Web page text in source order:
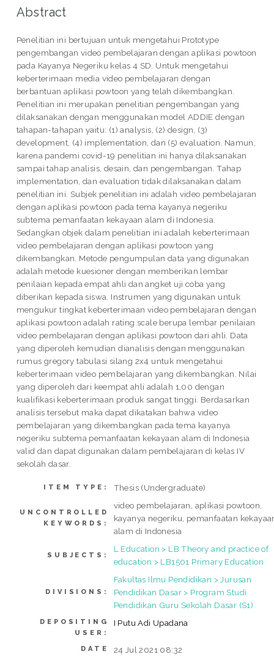
Abstract
Penelitian ini bertujuan untuk mengetahui Prototype
pengembangan video pembelajaran dengan aplikasi powtoon
pada Kayanya Negeriku kelas 4 SD. Untuk mengetahui
keberterimaan media video pembelajaran dengan
berbantuan aplikasi powtoon yang telah dikembangkan.
Penelitian ini merupakan penelitian pengembangan yang
dilaksanakan dengan menggunakan model ADDIE dengan
tahapan-tahapan yaitu: (1) analysis, (2) design, (3)
development, (4) implementation, dan (5) evaluation. Namun,
karena pandemi covid-19 penelitian ini hanya dilaksanakan
sampai tahap analisis, desain, dan pengembangan. Tahap
implementation, dan evaluation tidak dilaksanakan dalam
penelitian ini. Subjek penelitian ini adalah video pembelajaran
dengan aplikasi powtoon pada tema kayanya negeriku
subtema pemanfaatan kekayaan alam di Indonesia.
Sedangkan objek dalam penelitian ini adalah keberterimaan
video pembelajaran dengan aplikasi powtoon yang
dikembangkan. Metode pengumpulan data yang digunakan
adalah metode kuesioner dengan memberikan lembar
penilaian kepada empat ahli dan angket uji coba yang
diberikan kepada siswa. Instrumen yang digunakan untuk
mengukur tingkat keberterimaan video pembelajaran dengan
aplikasi powtoon adalah rating scale berupa lembar penilaian
video pembelajaran dengan aplikasi powtoon dari ahli. Data
yang diperoleh kemudian dianalisis dengan menggunakan
rumus gregory tabulasi silang 2x4 untuk mengetahui
keberterimaan video pembelajaran yang dikembangkan. Nilai
yang diperoleh dari keempat ahli adalah 1,00 dengan
kualifikasi keberterimaan produk sangat tinggi. Berdasarkan
analisis tersebut maka dapat dikatakan bahwa video
pembelajaran yang dikembangkan pada tema kayanya
negeriku subtema pemanfaatan kekayaan alam di Indonesia
valid dan dapat digunakan dalam pembelajaran di kelas IV
sekolah dasar.
ITEM TYPE: Thesis (Undergraduate)
UNCONTROLLED
KEYWORDS:
video pembelajaran, aplikasi powtoon,
kayanya negeriku, pemanfaatan
alam di Indonesia
SUBJECTS:
L Education > LB Theory and practice of
education > LB1501 Primary Education
DIVISIONS:
Fakultas Ilmu Pendidikan > Jurusan
Pendidikan Dasar > Program Studi
Pendidikan Guru Sekolah Dasar (S1)
DEPOSITING
USER:
I Putu Adi Upadana
DATE
24 Jul 2021 08:32